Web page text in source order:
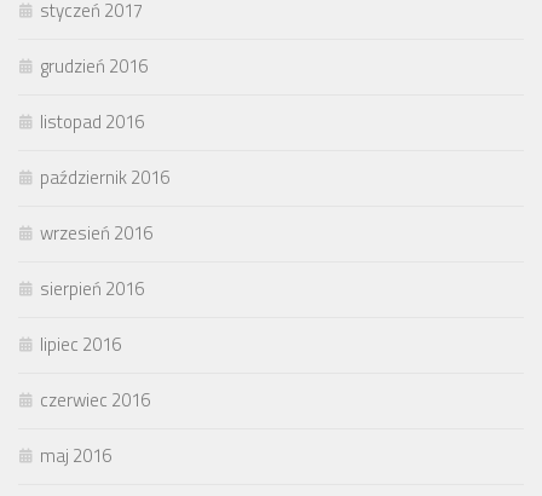
styczeń 2017
grudzień 2016
listopad 2016
październik 2016
wrzesień 2016
sierpień 2016
lipiec 2016
czerwiec 2016
maj 2016